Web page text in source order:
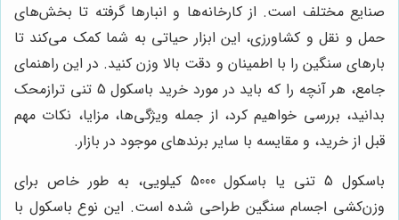
صنایع مختلف است. از کارخانه‌ها و انبارها گرفته تا بخش‌های
حمل و نقل و کشاورزی، این ابزار حیاتی به شما کمک می‌کند تا
بارهای سنگین را با اطمینان و دقت بالا وزن کنید. در این راهنمای
جامع، هر آنچه را که باید در مورد خرید باسکول 5 تنی ترازمحک
بدانید، بررسی خواهیم کرد، از جمله ویژگی‌ها، مزایا، نکات مهم
قبل از خرید، و مقایسه با سایر برندهای موجود در بازار.
باسکول 5 تنی یا باسکول 5000 کیلویی، به طور خاص برای
وزن‌کشی اجسام سنگین طراحی شده است. این نوع باسکول با